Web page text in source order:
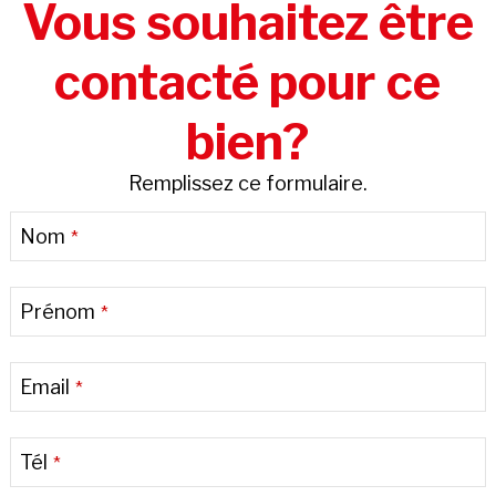
Vous souhaitez être
contacté pour ce
bien?
Remplissez ce formulaire.
Nom *
Prénom *
Email *
Tél *